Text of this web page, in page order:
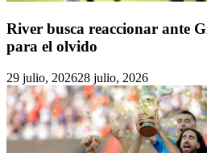
River busca reaccionar ante
para el olvido
29 julio, 202628 julio, 2026